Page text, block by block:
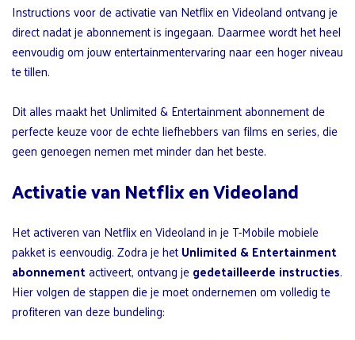
Instructions voor de activatie van Netflix en Videoland ontvang je
direct nadat je abonnement is ingegaan. Daarmee wordt het heel
eenvoudig om jouw entertainmentervaring naar een hoger niveau
te tillen.
Dit alles maakt het Unlimited & Entertainment abonnement de
perfecte keuze voor de echte liefhebbers van films en series, die
geen genoegen nemen met minder dan het beste.
Activatie van Netflix en Videoland
Het activeren van Netflix en Videoland in je T-Mobile mobiele
pakket is eenvoudig. Zodra je hetUnlimited & Entertainment
abonnementactiveert, ontvang jegedetailleerde instructies.
Hier volgen de stappen die je moet ondernemen om volledig te
profiteren van deze bundeling: